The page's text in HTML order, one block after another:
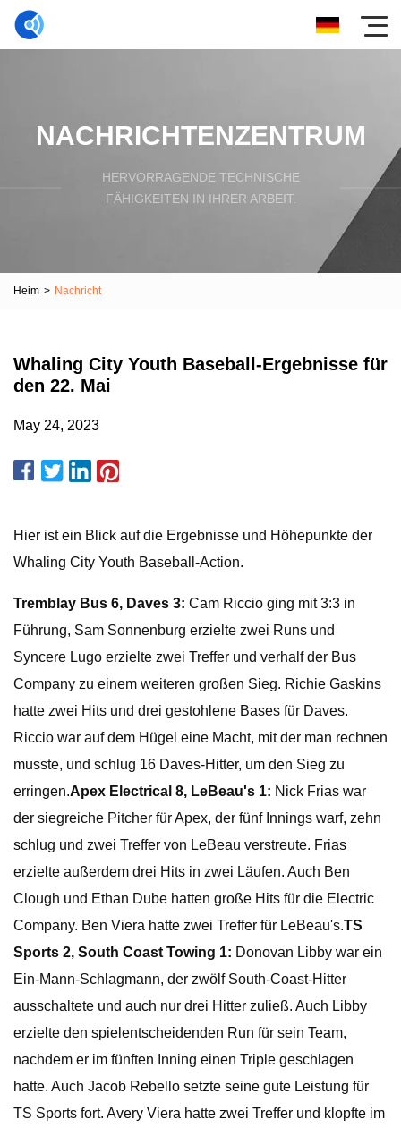
NACHRICHTENZENTRUM
HERVORRAGENDE TECHNISCHE
FÄHIGKEITEN IN IHRER ARBEIT.
Heim > Nachricht
Whaling City Youth Baseball-Ergebnisse für
den 22. Mai
May 24, 2023
Hier ist ein Blick auf die Ergebnisse und Höhepunkte der
Whaling City Youth Baseball-Action.
Tremblay Bus 6, Daves 3: Cam Riccio ging mit 3:3 in
Führung, Sam Sonnenburg erzielte zwei Runs und
Syncere Lugo erzielte zwei Treffer und verhalf der Bus
Company zu einem weiteren großen Sieg. Richie Gaskins
hatte zwei Hits und drei gestohlene Bases für Daves.
Riccio war auf dem Hügel eine Macht, mit der man rechnen
musste, und schlug 16 Daves-Hitter, um den Sieg zu
erringen.Apex Electrical 8, LeBeau's 1: Nick Frias war
der siegreiche Pitcher für Apex, der fünf Innings warf, zehn
schlug und zwei Treffer von LeBeau verstreute. Frias
erzielte außerdem drei Hits in zwei Läufen. Auch Ben
Clough und Ethan Dube hatten große Hits für die Electric
Company. Ben Viera hatte zwei Treffer für LeBeau's.TS
Sports 2, South Coast Towing 1: Donovan Libby war ein
Ein-Mann-Schlagmann, der zwölf South-Coast-Hitter
ausschaltete und auch nur drei Hitter zuließ. Auch Libby
erzielte den spielentscheidenden Run für sein Team,
nachdem er im fünften Inning einen Triple geschlagen
hatte. Auch Jacob Rebello setzte seine gute Leistung für
TS Sports fort. Avery Viera hatte zwei Treffer und klopfte im